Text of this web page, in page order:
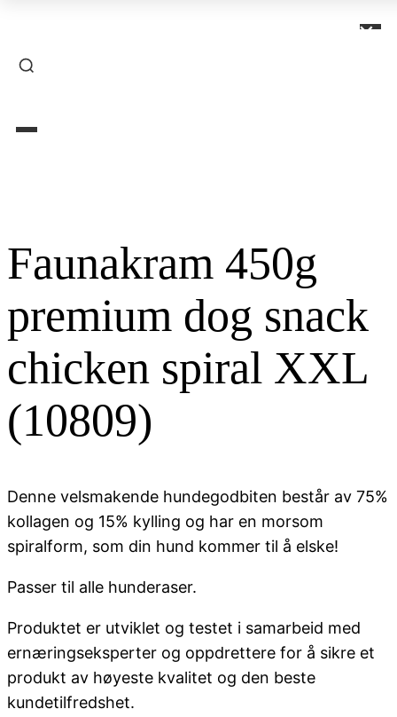
Faunakram 450g
premium dog snack
chicken spiral XXL
(10809)
Denne velsmakende hundegodbiten består av 75%
kollagen og 15% kylling og har en morsom
spiralform, som din hund kommer til å elske!
Passer til alle hunderaser.
Produktet er utviklet og testet i samarbeid med
ernæringseksperter og oppdrettere for å sikre et
produkt av høyeste kvalitet og den beste
kundetilfredshet.
×